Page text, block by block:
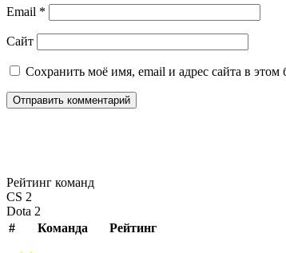
Email *
Сайт
Сохранить моё имя, email и адрес сайта в
Рейтинг команд
CS 2
Dota 2
#
Команда Рейтинг